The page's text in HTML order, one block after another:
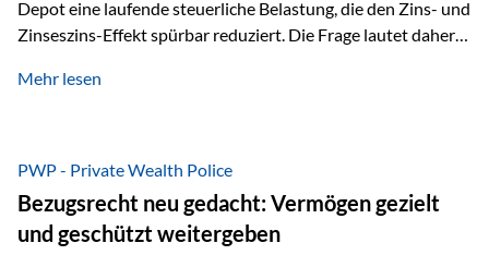
Depot eine laufende steuerliche Belastung, die den Zins- und
Zinseszins-Effekt spürbar reduziert. Die Frage lautet daher:
nicht laufend Kapital entziehen – sondern möglichst lange im
Privatdepot fallen an: Abgeltungssteuer Fondsbesteuerung
(Vorabpauschale, Teilfreistellung) Kein steuerlicher Abzug
der Vermögensverwaltungs-Gebühren /
Depotbankgebühren Jährliches Steuerreporting erforderlich
Mehr lesen
PWP - Private Wealth Police
Bezugsrecht neu gedacht: Vermögen gezielt
und geschützt weitergeben